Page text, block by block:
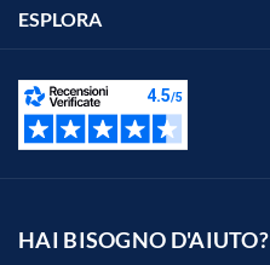
ESPLORA
HAI BISOGNO D'AIUTO?